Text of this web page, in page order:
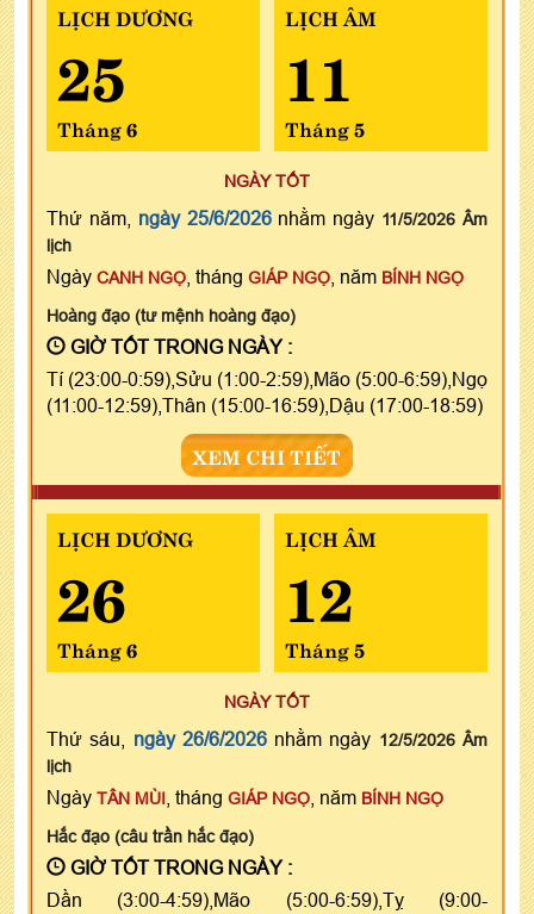
LỊCH DƯƠNG
25
Tháng 6
LỊCH ÂM
11
Tháng 5
NGÀY TỐT
Thứ năm, ngày 25/6/2026nhằm ngày 11/5/2026 Âm
lịch
Ngày CANH NGỌ , tháng GIÁP NGỌ , năm BÍNH NGỌ
Hoàng đạo (tư mệnh hoàng đạo)
GIỜ TỐT TRONG NGÀY :
Tí (23:00-0:59),Sửu (1:00-2:59),Mão (5:00-6:59),Ngọ
(11:00-12:59),Thân (15:00-16:59),Dậu (17:00-18:59)
XEM CHI TIẾT
LỊCH DƯƠNG
26
Tháng 6
LỊCH ÂM
12
Tháng 5
NGÀY TỐT
Thứ sáu, ngày 26/6/2026nhằm ngày 12/5/2026 Âm
lịch
Ngày TÂN MÙI , tháng GIÁP NGỌ , năm BÍNH NGỌ
Hắc đạo (câu trần hắc đạo)
GIỜ TỐT TRONG NGÀY :
Dần (3:00-4:59),Mão (5:00-6:59),Tỵ (9:00-